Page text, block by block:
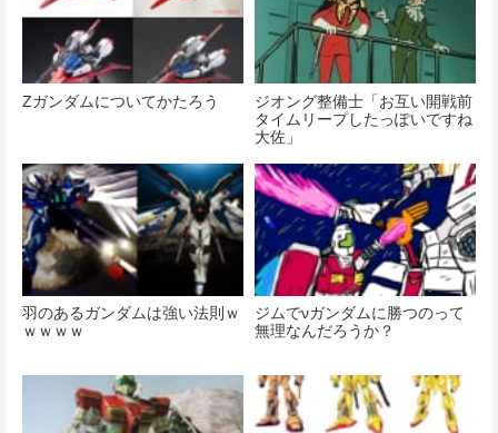
Zガンダムについてかたろう
ジオング整備士「お互い開戦前
タイムリープしたっぽいですね
大佐」
羽のあるガンダムは強い法則ｗ
ｗｗｗｗ
ジムでνガンダムに勝つのって
無理なんだろうか？